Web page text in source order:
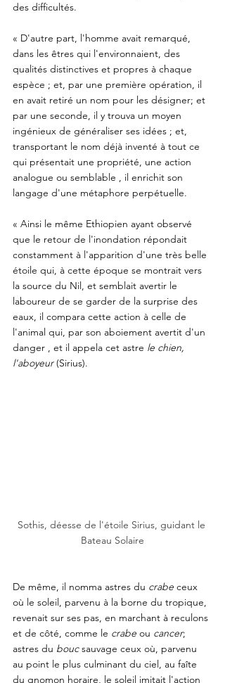
des difficultés.
« D'autre part, l'homme avait remarqué,
dans les êtres qui l'environnaient, des
qualités distinctives et propres à chaque
espèce ; et, par une première opération, il
en avait retiré un nom pour les désigner; et
par une seconde, il y trouva un moyen
ingénieux de généraliser ses idées ; et,
transportant le nom déjà inventé à tout ce
qui présentait une propriété, une action
analogue ou semblable , il enrichit son
langage d'une métaphore perpétuelle.
« Ainsi le même Ethiopien ayant observé
que le retour de l'inondation répondait
constamment à l'apparition d'une très belle
étoile qui, à cette époque se montrait vers
la source du Nil, et semblait avertir le
laboureur de se garder de la surprise des
eaux, il compara cette action à celle de
l'animal qui, par son aboiement avertit d'un
danger , et il appela cet astre le chien,
l'aboyeur (Sirius).
Sothis, déesse de l'étoile Sirius, guidant le
Bateau Solaire
De même, il nomma astres du crabe ceux
où le soleil, parvenu à la borne du tropique,
revenait sur ses pas, en marchant à reculons
et de côté, comme le crabe ou cancer;
astres du bouc sauvage ceux où, parvenu
au point le plus culminant du ciel, au faîte
du gnomon horaire, le soleil imitait l'action